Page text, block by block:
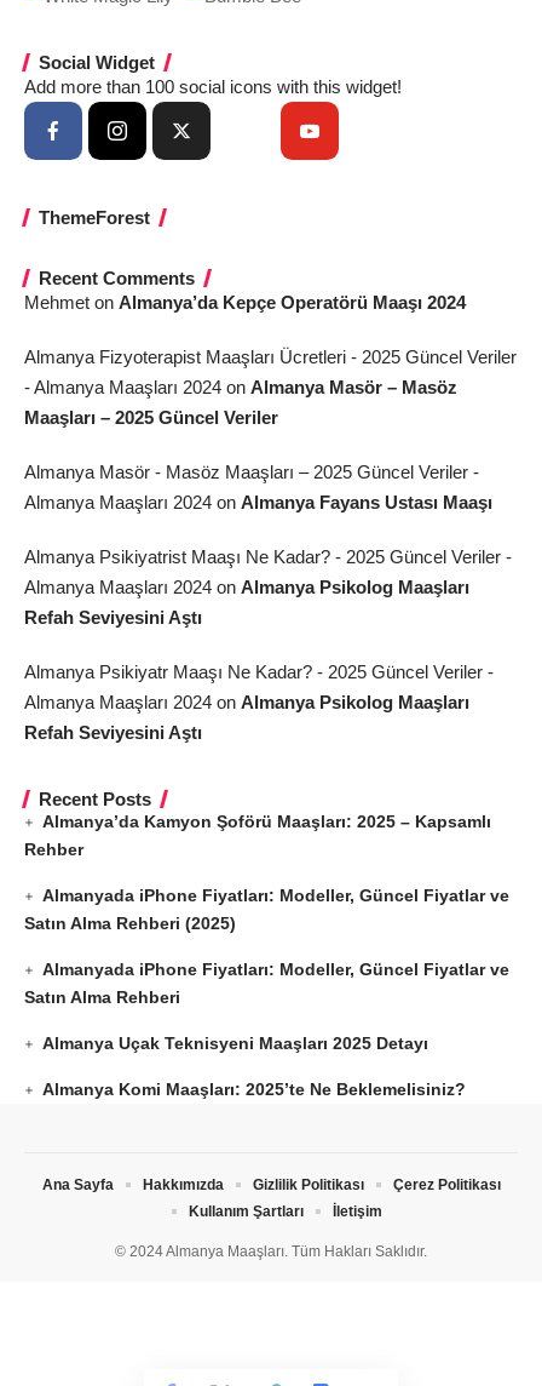
Social Widget
Add more than 100 social icons with this widget!
ThemeForest
Recent Comments
Mehmet on Almanya’da Kepçe Operatörü Maaşı 2024
Almanya Fizyoterapist Maaşları Ücretleri - 2025 Güncel Veriler
- Almanya Maaşları 2024 on Almanya Masör – Masöz
Maaşları – 2025 Güncel Veriler
Almanya Masör - Masöz Maaşları – 2025 Güncel Veriler -
Almanya Maaşları 2024 on Almanya Fayans Ustası Maaşı
Almanya Psikiyatrist Maaşı Ne Kadar? - 2025 Güncel Veriler -
Almanya Maaşları 2024 on Almanya Psikolog Maaşları
Refah Seviyesini Aştı
Almanya Psikiyatr Maaşı Ne Kadar? - 2025 Güncel Veriler -
Almanya Maaşları 2024 on Almanya Psikolog Maaşları
Refah Seviyesini Aştı
Recent Posts
Almanya’da Kamyon Şoförü Maaşları: 2025 – Kapsamlı
Rehber
Almanyada iPhone Fiyatları: Modeller, Güncel Fiyatlar ve
Satın Alma Rehberi (2025)
Almanyada iPhone Fiyatları: Modeller, Güncel Fiyatlar ve
Satın Alma Rehberi
Almanya Uçak Teknisyeni Maaşları 2025 Detayı
Almanya Komi Maaşları: 2025’te Ne Beklemelisiniz?
© 2024 Almanya Maaşları. Tüm Hakları Saklıdır.
Ana Sayfa Hakkımızda Gizlilik Politikası
Çerez Politikası
Kullanım Şartları
İletişim